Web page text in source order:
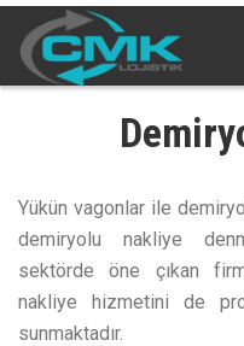
Yükün vagonlar ile
demiryolu nakliye
sektörde öne çıkan
nakliye hizmetini de
sunmaktadır.